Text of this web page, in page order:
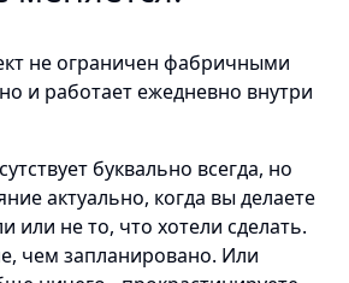
не ограничен фабричными
и работает ежедневно внутри
буквально всегда, но
актуально, когда вы делаете
или не то, что хотели сделать.
чем запланировано. Или